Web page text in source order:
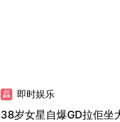
即时娱乐
38岁女星自爆GD拉佢坐